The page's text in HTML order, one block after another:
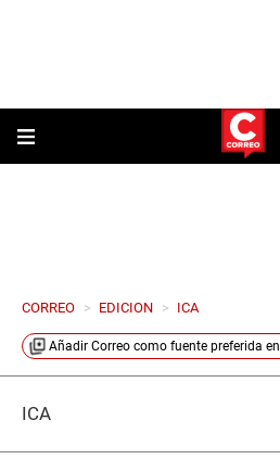
CORREO > EDICION > ICA
Añadir Correo como fuente preferida en
ICA